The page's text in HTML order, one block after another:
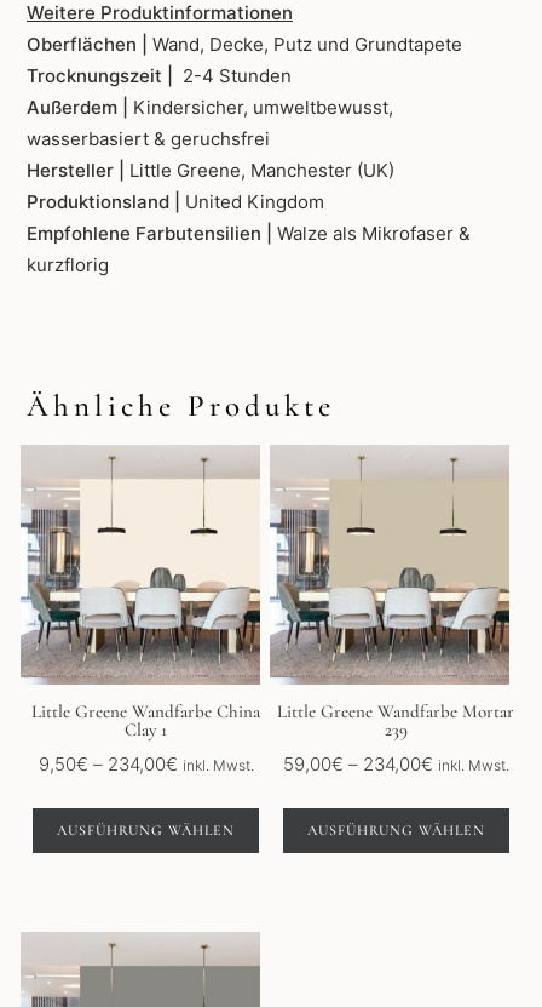
Weitere Produktinformationen
Oberflächen | Wand, Decke, Putz und Grundtapete
Trocknungszeit |
2-4 Stunden
Außerdem | Kindersicher, umweltbewusst,
wasserbasiert & geruchsfrei
Hersteller | Little Greene, Manchester (UK)
Produktionsland | United Kingdom
Empfohlene Farbutensilien | Walze als Mikrofaser &
kurzflorig
Ähnliche Produkte
Little Greene Wandfarbe China
Clay 1
9,50€ – 234,00€Preisspanne:
bis
234,00€
inkl. Mwst.
AUSFÜHRUNG WÄHLEN
Produkt
mehrere
auf.
Optionen
können
auf
der
Produktseite
gewählt
Little Greene Wandfarbe Mortar
239
59,00€ – 234,00€Preisspanne:
bis
234,00€
inkl. Mwst.
AUSFÜHRUNG WÄHLEN
mehrere
auf.
Optionen
können
auf
der
Produktseite
gewählt
Produkt